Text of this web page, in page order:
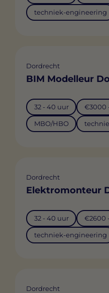
techniek-engineering
Dordrecht
BIM Modelleur
32 - 40 uur €3000
MBO/HBO
Dordrecht
Elektromonteur
32 - 40 uur €2600
techniek-engineering
Dordrecht